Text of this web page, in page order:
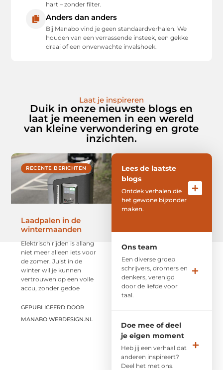
hart – zonder filter.
Anders dan anders
Bij Manabo vind je geen standaardverhalen. We
houden van een verrassende insteek, een gekke
draai of een onverwachte invalshoek.
Laat je inspireren
Duik in onze nieuwste blogs en
laat je meenemen in een wereld
van kleine verwondering en grote
inzichten.
RECENTE BERICHTEN
Laadpalen in de
wintermaanden
Elektrisch rijden is allang
niet meer alleen iets voor
de zomer. Juist in de
winter wil je kunnen
vertrouwen op een volle
accu, zonder gedoe
GEPUBLICEERD DOOR
MANABO WEBDESIGN.NL
Lees de laatste
blogs
Ontdek verhalen die
het gewone bijzonder
maken.
Ons team
Een diverse groep
schrijvers, dromers en
denkers, verenigd
door de liefde voor
taal.
Doe mee of deel
je eigen moment
Heb jij een verhaal dat
anderen inspireert?
Deel het met ons.